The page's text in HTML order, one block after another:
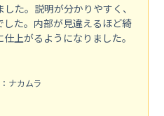
た。説明が分かりやすく、
た。内部が見違えるほど綺
上がるようになりました。
ナカムラ